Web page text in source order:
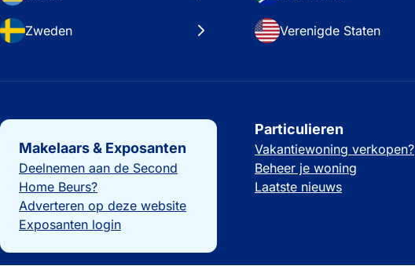
Zweden Verenigde Staten
Belangrijke links
Makelaars & Exposanten
Deelnemen aan de Second
Home Beurs?
Adverteren op deze website
Exposanten login
Particulieren
Vakantiewoning verkopen?
Beheer je woning
Laatste nieuws